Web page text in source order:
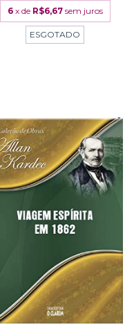
6 x de R$6,67 sem juros
ESGOTADO